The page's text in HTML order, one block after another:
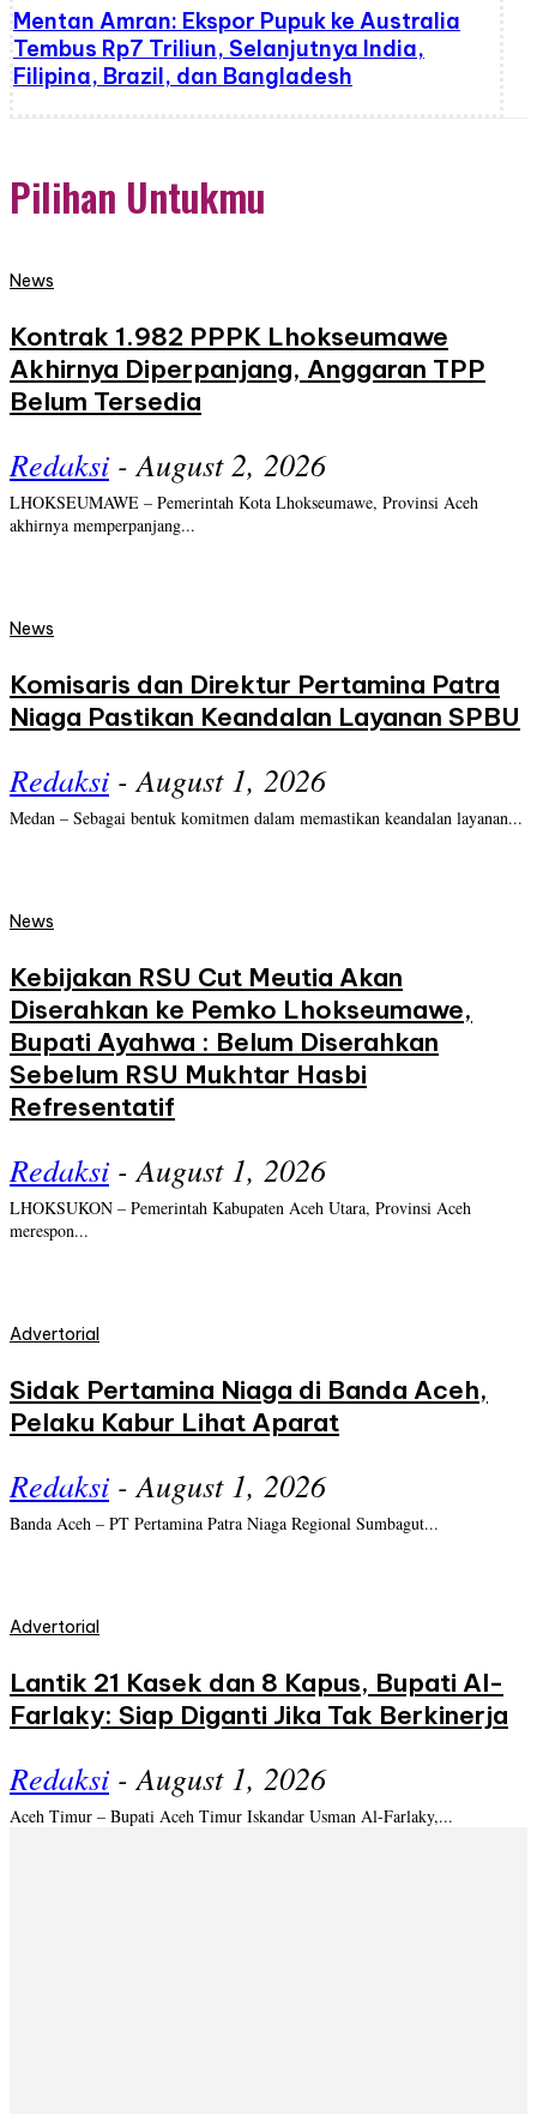
Mentan Amran: Ekspor Pupuk ke Australia
Tembus Rp7 Triliun, Selanjutnya India,
Filipina, Brazil, dan Bangladesh
Pilihan Untukmu
News
Kontrak 1.982 PPPK Lhokseumawe
Akhirnya Diperpanjang, Anggaran TPP
Belum Tersedia
Redaksi - August 2, 2026
LHOKSEUMAWE – Pemerintah Kota Lhokseumawe, Provinsi Aceh
akhirnya memperpanjang...
News
Komisaris dan Direktur Pertamina Patra
Niaga Pastikan Keandalan Layanan SPBU
Redaksi - August 1, 2026
Medan – Sebagai bentuk komitmen dalam memastikan keandalan layanan...
News
Kebijakan RSU Cut Meutia Akan
Diserahkan ke Pemko Lhokseumawe,
Bupati Ayahwa : Belum Diserahkan
Sebelum RSU Mukhtar Hasbi
Refresentatif
Redaksi - August 1, 2026
LHOKSUKON – Pemerintah Kabupaten Aceh Utara, Provinsi Aceh
merespon...
Advertorial
Sidak Pertamina Niaga di Banda Aceh,
Pelaku Kabur Lihat Aparat
Redaksi - August 1, 2026
Banda Aceh – PT Pertamina Patra Niaga Regional Sumbagut...
Advertorial
Lantik 21 Kasek dan 8 Kapus, Bupati Al-
Farlaky: Siap Diganti Jika Tak Berkinerja
Redaksi - August 1, 2026
Aceh Timur – Bupati Aceh Timur Iskandar Usman Al-Farlaky,...